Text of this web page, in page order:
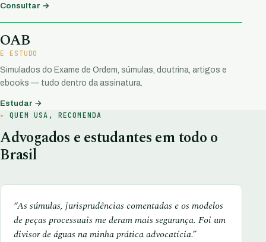
Consultar →
OAB
E ESTUDO
Simulados do Exame de Ordem, súmulas, doutrina, artigos e
ebooks — tudo dentro da assinatura.
Estudar →
QUEM USA, RECOMENDA
Advogados e estudantes em todo o
Brasil
“As súmulas, jurisprudências comentadas e os modelos
de peças processuais me deram mais segurança. Foi um
divisor de águas na minha prática advocatícia.”